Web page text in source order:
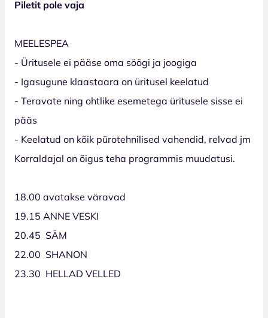
Piletit pole vaja
MEELESPEA
- Üritusele ei pääse oma söögi ja joogiga
- Igasugune klaastaara on üritusel keelatud
- Teravate ning ohtlike esemetega üritusele sisse ei
pääs
- Keelatud on kõik pürotehnilised vahendid, relvad jm
Korraldajal on õigus teha programmis muudatusi.
18.00 avatakse väravad
19.15 ANNE VESKI
20.45 SÄM
22.00 SHANON
23.30 HELLAD VELLED